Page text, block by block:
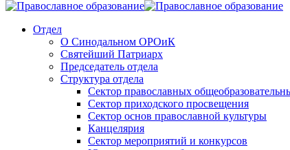
Отдел
О Синодальном ОРОиК
Святейший Патриарх
Председатель отдела
Структура отдела
Сектор православных
Сектор приходского просвещения
Сектор основ православной культуры
Канцелярия
Сектор мероприятий и конкурсов